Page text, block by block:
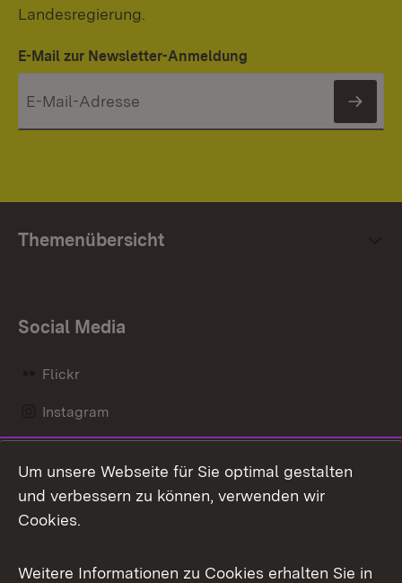
Landesregierung.
E-Mail zur Newsletter-Anmeldung
Themenübersicht
Social Media
Flickr
Instagram
Mastodon
Messenger
Social Wall
Um unsere Webseite für Sie optimal gestalten
und verbessern zu können, verwenden wir
Cookies.
Weitere Informationen zu Cookies erhalten Sie in